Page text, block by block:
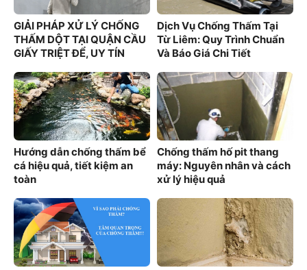
GIẢI PHÁP XỬ LÝ CHỐNG
THẤM DỘT TẠI QUẬN CẦU
GIẤY TRIỆT ĐỂ, UY TÍN
Dịch Vụ Chống Thấm Tại
Từ Liêm: Quy Trình Chuẩn
Và Báo Giá Chi Tiết
Hướng dẫn chống thấm bể
cá hiệu quả, tiết kiệm an
toàn
Chống thấm hố pit thang
máy: Nguyên nhân và cách
xử lý hiệu quả